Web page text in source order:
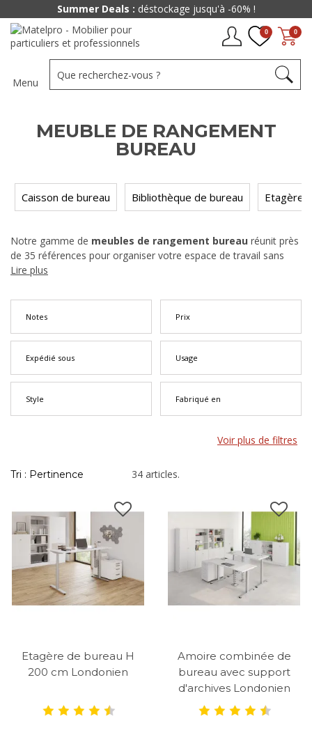
0
0
Menu
MEUBLE DE RANGEMENT
BUREAU
Caisson de bureau Bibliothèque de bureau Etagère
Notre gamme de meubles de rangement bureau réunit près
de 35 références pour organiser votre espace de travail sans
compromis sur le style. Caissons mobiles, bibliothèques,
besoin précis, du rangement quotidien au classement longue
durée. Avec des modèles à partir de 82 € et une livraison
tout en s’intégrant à votre décoration.
Lire plus
Notes Prix
Expédié sous Usage
Style Fabriqué en
Voir plus de filtres
Tri : Pertinence 34 articles.
Etagère de bureau H
200 cm Londonien
Amoire combinée de
bureau avec support
d'archives Londonien
Summer Deals : déstockage jusqu'à -60% !